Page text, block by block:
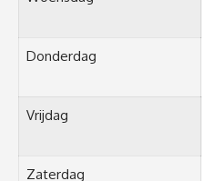
Donderdag
Vrijdag
Zaterdag